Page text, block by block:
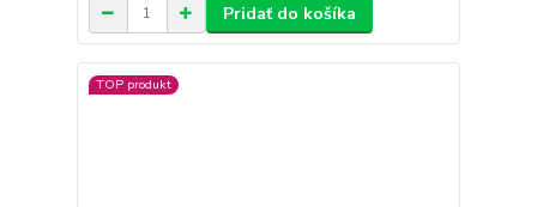
Pridať do košíka
TOP produkt